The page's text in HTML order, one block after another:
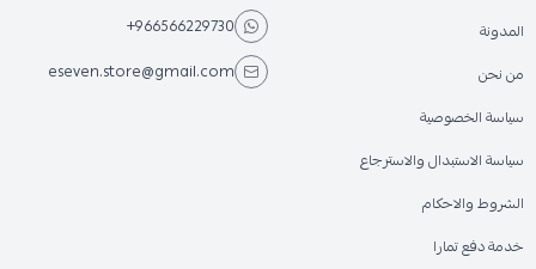
المدونة
من نحن
سياسة الخصوصية
سياسة الاستبدال والاسترجاع
الشروط والاحكام
خدمة دفع تمارا
+966566229730
eseven.store@gmail.com